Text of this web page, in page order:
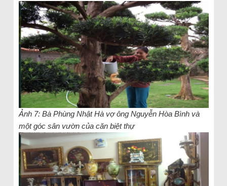
Ảnh 7: Bà Phùng Nhật Hà vợ ông Nguyễn Hòa Bình và
một góc sân vườn của căn biệt thự